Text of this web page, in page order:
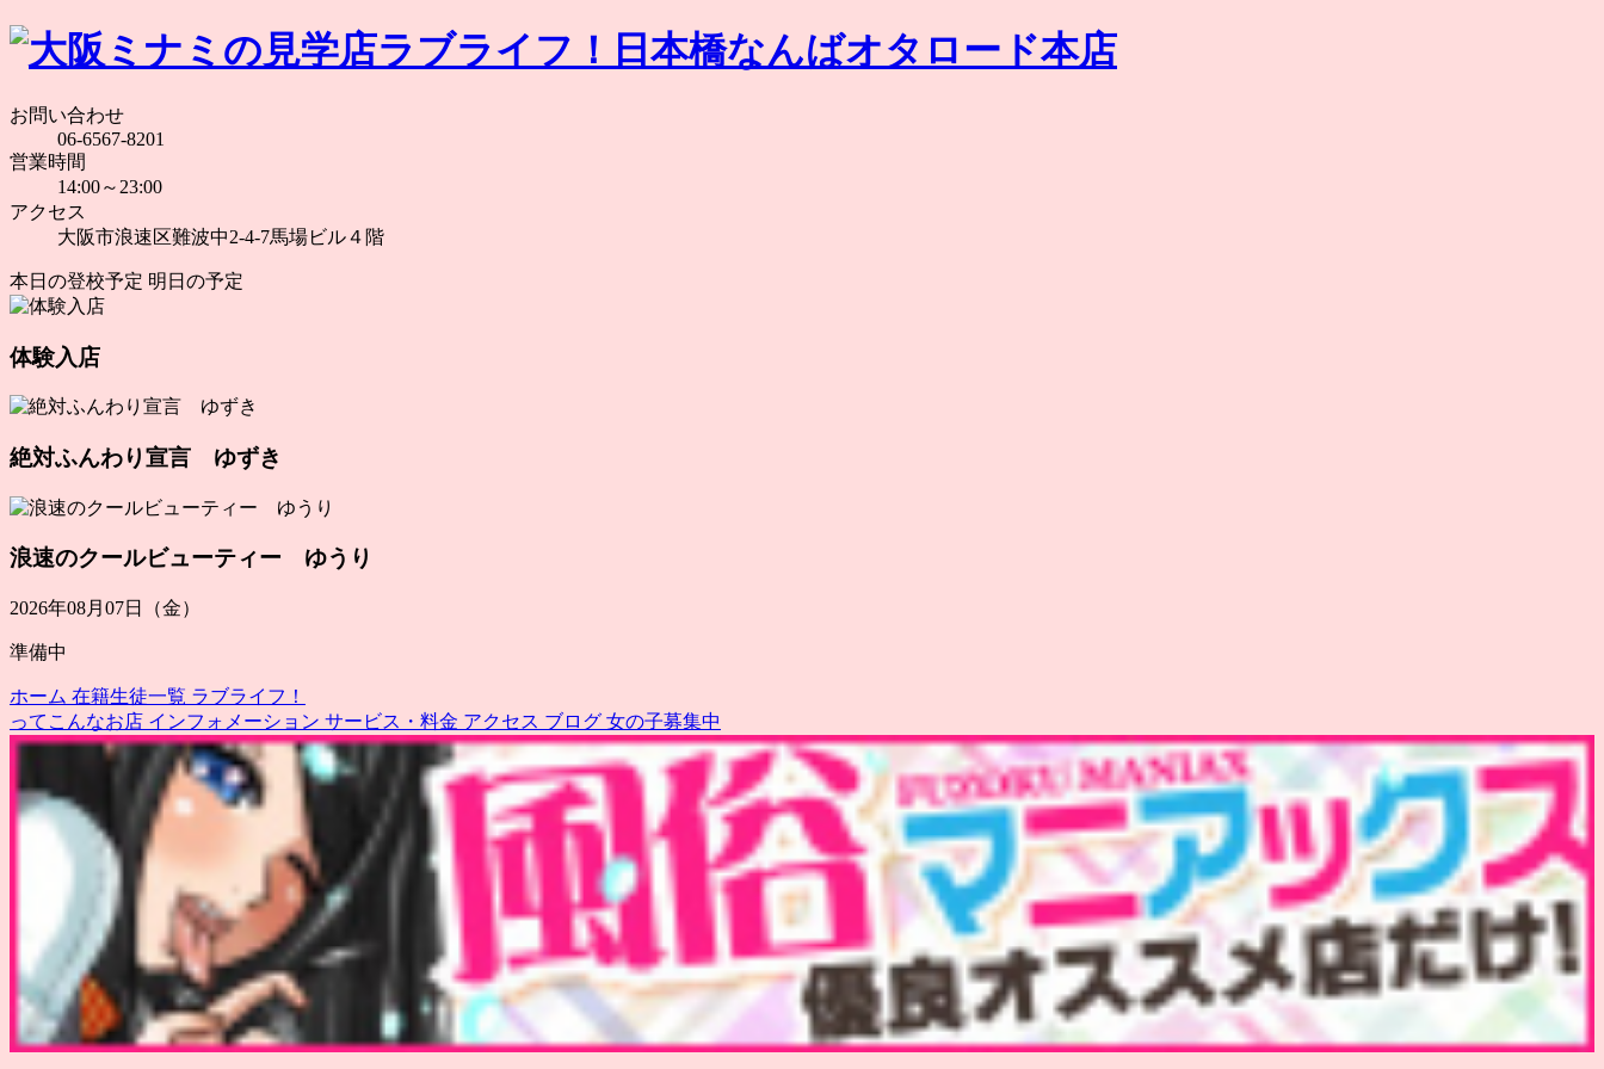
お問い合わせ
06-6567-8201
営業時間
14:00～23:00
アクセス
大阪市浪速区難波中2-4-7馬場ビル４階
本日の登校予定 明日の予定
体験入店
絶対ふんわり宣言 ゆずき
浪速のクールビューティー ゆうり
2026年08月07日（金）
準備中
ホーム 在籍生徒一覧 ラブライフ！
ってこんなお店 インフォメーション サービス・料金 アクセス ブログ 女の子募集中